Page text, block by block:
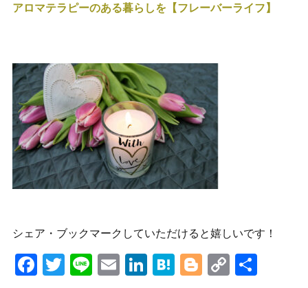
アロマテラピーのある暮らしを【フレーバーライフ】
シェア・ブックマークしていただけると嬉しいです！
F
T
Li E
Li H Bl C